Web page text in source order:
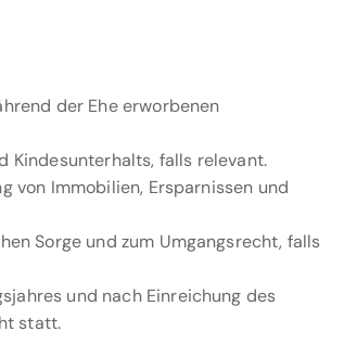
der Ehe erworbenen
Kindesunterhalts, falls relevant.
von Immobilien, Ersparnissen und
Sorge und zum Umgangsrecht, falls
und nach Einreichung des
statt.